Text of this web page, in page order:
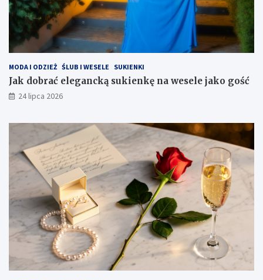
MODA I ODZIEŻ ŚLUB I WESELE SUKIENKI
Jak dobrać elegancką sukienkę na wesele jako gość
24 lipca 2026